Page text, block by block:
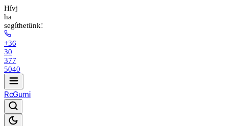
Hívj
ha
segíthetünk!
+36
30
377
5040
RcGumi